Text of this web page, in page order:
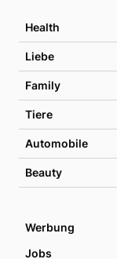
Health
Liebe
Family
Tiere
Automobile
Beauty
Werbung
Jobs